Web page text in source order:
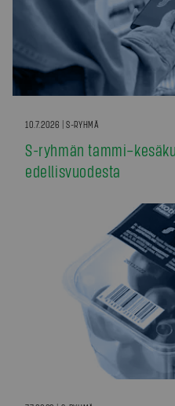
10.7.2026 | S-RYHMÄ
S-ryhmän
edellisvuodesta